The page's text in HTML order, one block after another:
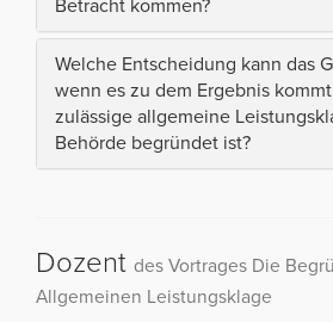
Betracht kommen?
Welche Entscheidung kann das
wenn es zu dem Ergebnis
zulässige allgemeine
Behörde begründet ist?
Dozent des Vortrages Die
Allgemeinen Leistungsklage